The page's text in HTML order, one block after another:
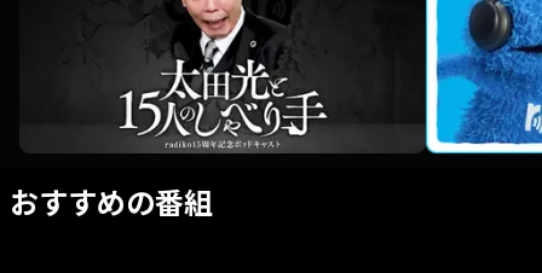
おすすめの番組